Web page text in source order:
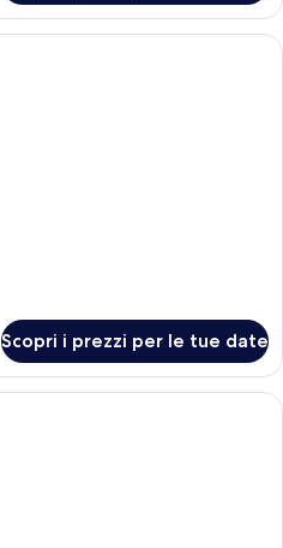
Camera d'albergo con due letti, una
Scopri i prezzi per le tue date
Una stanza con due letti, uno